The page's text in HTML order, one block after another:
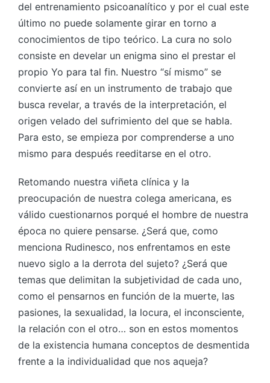
del entrenamiento psicoanalítico y por el cual este
último no puede solamente girar en torno a
conocimientos de tipo teórico. La cura no solo
consiste en develar un enigma sino el prestar el
propio Yo para tal fin. Nuestro “sí mismo” se
convierte así en un instrumento de trabajo que
busca revelar, a través de la interpretación, el
origen velado del sufrimiento del que se habla.
Para esto, se empieza por comprenderse a uno
mismo para después reeditarse en el otro.
Retomando nuestra viñeta clínica y la
preocupación de nuestra colega americana, es
válido cuestionarnos porqué el hombre de nuestra
época no quiere pensarse. ¿Será que, como
menciona Rudinesco, nos enfrentamos en este
nuevo siglo a la derrota del sujeto? ¿Será que
temas que delimitan la subjetividad de cada uno,
como el pensarnos en función de la muerte, las
pasiones, la sexualidad, la locura, el inconsciente,
la relación con el otro… son en estos momentos
de la existencia humana conceptos de desmentida
frente a la individualidad que nos aqueja?